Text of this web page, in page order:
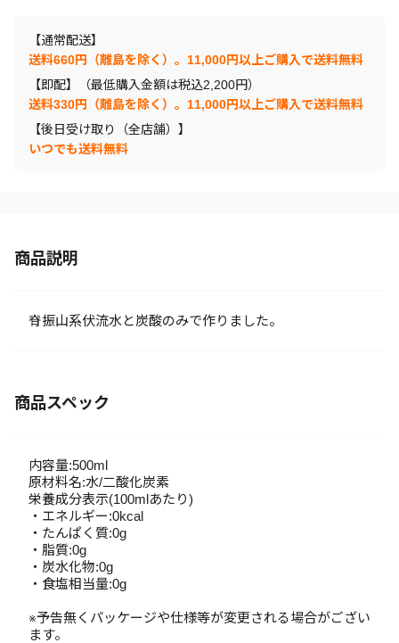
【通常配送】
送料660円（離島を除く）。11,000円以上ご購入で送料無料
【即配】（最低購入金額は税込2,200円）
送料330円（離島を除く）。11,000円以上ご購入で送料無料
【後日受け取り（全店舗）】
いつでも送料無料
商品説明
脊振山系伏流水と炭酸のみで作りました。
商品スペック
内容量:500ml
原材料名:水/二酸化炭素
栄養成分表示(100mlあたり)
・エネルギー:0kcal
・たんぱく質:0g
・脂質:0g
・炭水化物:0g
・食塩相当量:0g
※予告無くパッケージや仕様等が変更される場合がござい
ます。